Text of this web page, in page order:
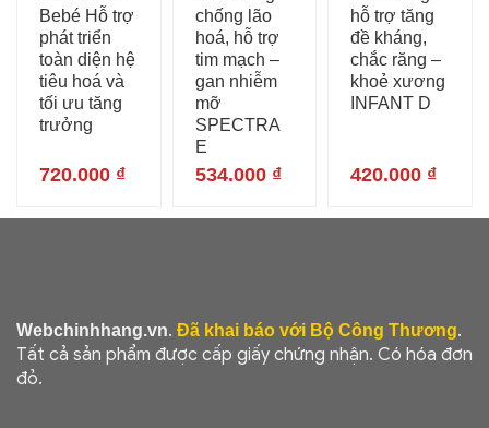
Bebé Hỗ trợ
phát triển
toàn diện hệ
tiêu hoá và
tối ưu tăng
trưởng
720.000 ₫
chống lão
hoá, hỗ trợ
tim mạch –
gan nhiễm
mỡ
SPECTRA
E
534.000 ₫
hỗ trợ tăng
đề kháng,
chắc răng –
khoẻ xương
INFANT D
420.000 ₫
Webchinhhang.vn. Đã khai báo với Bộ Công Thương.
Tất cả sản phẩm được cấp giấy chứng nhận. Có hóa đơn
đỏ.